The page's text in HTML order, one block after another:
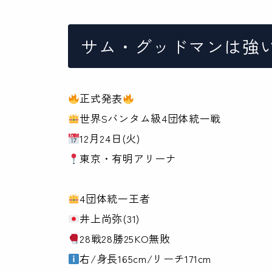
サム・グッドマンは強
正式発表
世界Sバンタム級4団体統一戦
12月24日(火)
東京・有明アリーナ
4団体統一王者
井上尚弥(31)
28戦28勝25KO無敗
右/身長165cm/リーチ171cm